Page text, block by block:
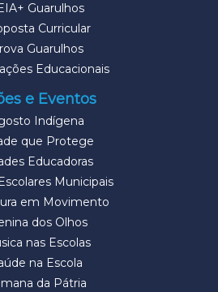
Guarulhos
Curricular
Guarulhos
Educacionais
e Eventos
Indígena
que Protege
Educadoras
Municipais
em Movimento
dos Olhos
nas Escolas
na Escola
da Pátria